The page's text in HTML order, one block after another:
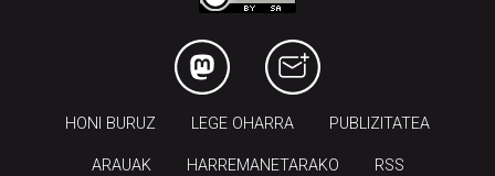
HONI BURUZ LEGE OHARRA PUBLIZITATEA
ARAUAK HARREMANETARAKO RSS